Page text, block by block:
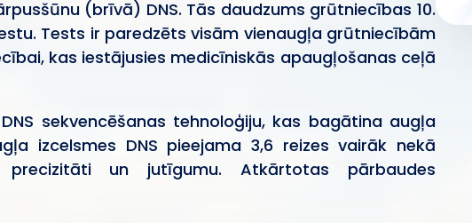
(brīvā) DNS. Tās daudzums grūtniecības 10.
Tests ir paredzēts visām vienaugļa grūtniecībām
kas iestājusies medicīniskās apaugļošanas ceļā
sekvencēšanas tehnoloģiju, kas bagātina augļa
izcelsmes DNS pieejama 3,6 reizes vairāk nekā
un jutīgumu. Atkārtotas pārbaudes